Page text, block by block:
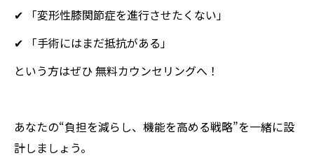
✔ 「変形性膝関節症を進行させたくない」
✔ 「手術にはまだ抵抗がある」
という方はぜひ 無料カウンセリングへ！
あなたの“負担を減らし、機能を高める戦略”を一緒に設
計しましょう。